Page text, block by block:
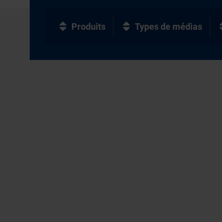
Produits Types de médias